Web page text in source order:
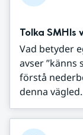
Tolka
Vad betyder
avser ”känns
förstå
denna